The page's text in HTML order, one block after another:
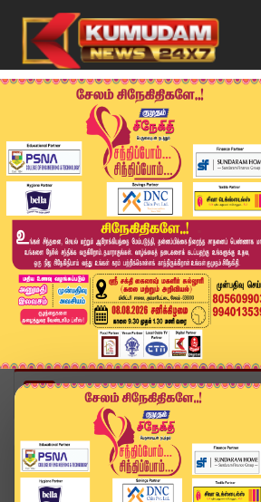
Home
வீடியோ ஸ்டோரி
"அதிமுக ஆட்சியில் தான் போதைப்